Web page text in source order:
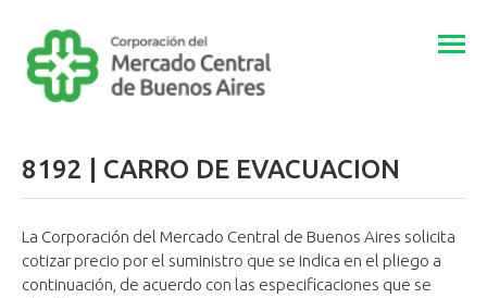
8192 | CARRO DE EVACUACION
La Corporación del Mercado Central de Buenos Aires solicita
cotizar precio por el suministro que se indica en el pliego a
continuación, de acuerdo con las especificaciones que se